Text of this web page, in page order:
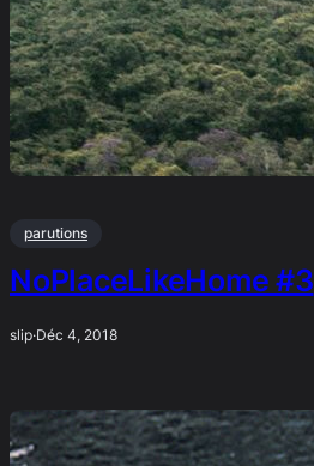
parutions
NoPlaceLikeHome #3
slip·Déc 4, 2018